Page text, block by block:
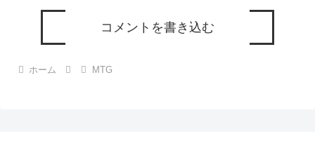
コメントを書き込む
ホーム MTG